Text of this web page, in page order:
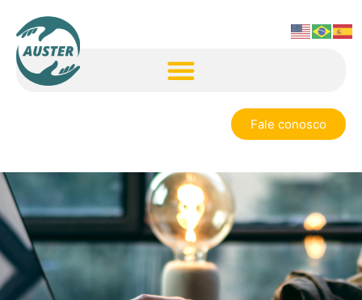
Fale conosco